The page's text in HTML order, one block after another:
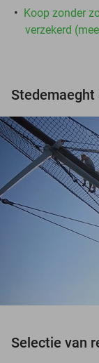
Koop zonder
verzekerd
Selectie van